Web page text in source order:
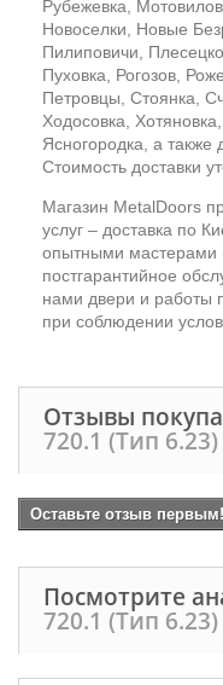
Рубежевка,
Новоселки, Новые
Пилиповичи,
Пуховка, Рогозов,
Петровцы, Стоянка,
Ходосовка,
Ясногородка, а также
Стоимость доставки
Магазин MetalDoors
услуг – доставка по
опытными мастерами
постгарантийное
нами двери и работы
при соблюдении
Отзывы
720.1 (Тип
Оставьте отзыв первым!
Посмотрите
720.1 (Тип